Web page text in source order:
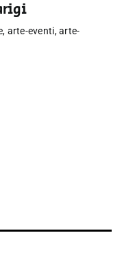
, arte-eventi,arte-